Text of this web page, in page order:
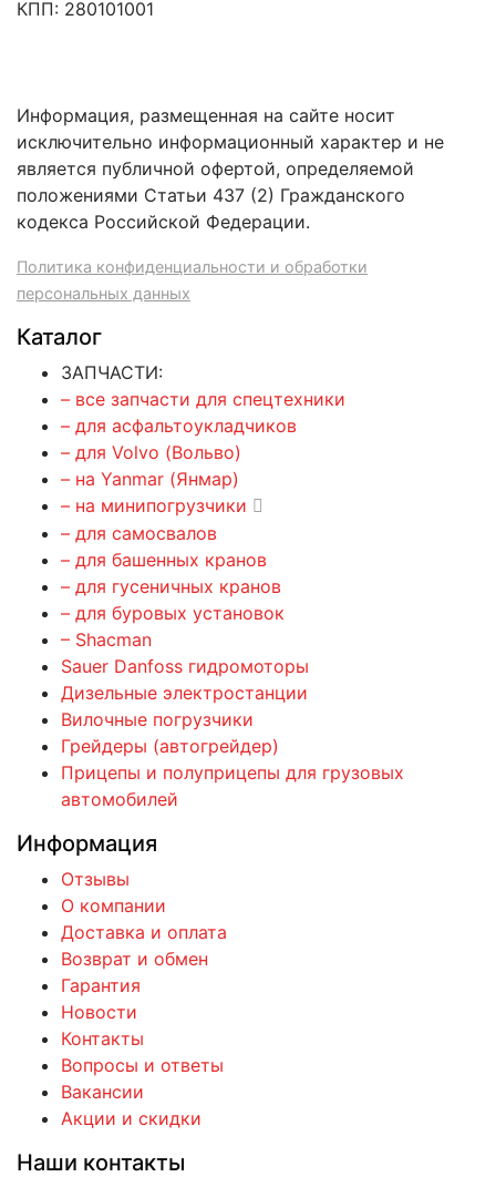
КПП: 280101001
Информация, размещенная на сайте носит
исключительно информационный характер и не
является публичной офертой, определяемой
положениями Статьи 437 (2) Гражданского
кодекса Российской Федерации.
Политика конфиденциальности и обработки
персональных данных
Каталог
ЗАПЧАСТИ:
– все запчасти для спецтехники
– для асфальтоукладчиков
– для Volvo (Вольво)
– на Yanmar (Янмар)
– на минипогрузчики
– для самосвалов
– для башенных кранов
– для гусеничных кранов
– для буровых установок
– Shacman
Sauer Danfoss гидромоторы
Дизельные электростанции
Вилочные погрузчики
Грейдеры (автогрейдер)
Прицепы и полуприцепы для грузовых
автомобилей
Информация
Отзывы
О компании
Доставка и оплата
Возврат и обмен
Гарантия
Новости
Контакты
Вопросы и ответы
Вакансии
Акции и скидки
Наши контакты